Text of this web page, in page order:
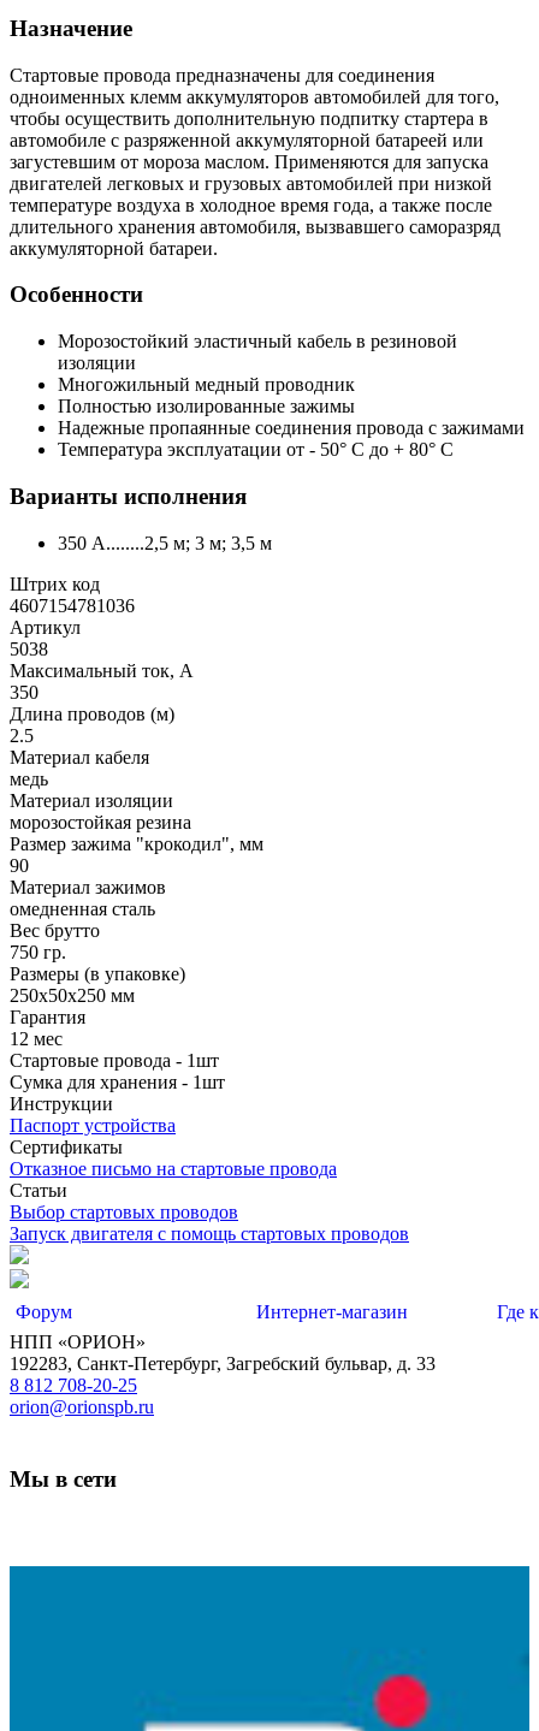
Назначение
Стартовые провода предназначены для соединения
одноименных клемм аккумуляторов автомобилей для того,
чтобы осуществить дополнительную подпитку стартера в
автомобиле с разряженной аккумуляторной батареей или
загустевшим от мороза маслом. Применяются для запуска
двигателей легковых и грузовых автомобилей при низкой
температуре воздуха в холодное время года, а также после
длительного хранения автомобиля, вызвавшего саморазряд
аккумуляторной батареи.
Особенности
Морозостойкий эластичный кабель в резиновой
изоляции
Многожильный медный проводник
Полностью изолированные зажимы
Надежные пропаянные соединения провода с зажимами
Температура эксплуатации от - 50° С до + 80° С
Варианты исполнения
350 А........2,5 м; 3 м; 3,5 м
Штрих код
4607154781036
Артикул
5038
Максимальный ток, А
350
Длина проводов (м)
2.5
Материал кабеля
медь
Материал изоляции
морозостойкая резина
Размер зажима "крокодил", мм
90
Материал зажимов
омедненная сталь
Вес брутто
750 гр.
Размеры (в упаковке)
250х50х250 мм
Гарантия
12 мес
Стартовые провода - 1шт
Сумка для хранения - 1шт
Инструкции
Паспорт устройства
Сертификаты
Отказное письмо на стартовые провода
Статьи
Выбор стартовых проводов
Запуск двигателя с помощь стартовых проводов
Форум Интернет-магазин
Где
НПП «ОРИОН»
192283, Санкт-Петербург, Загребский бульвар, д. 33
8 812 708-20-25
orion@orionspb.ru
Мы в сети